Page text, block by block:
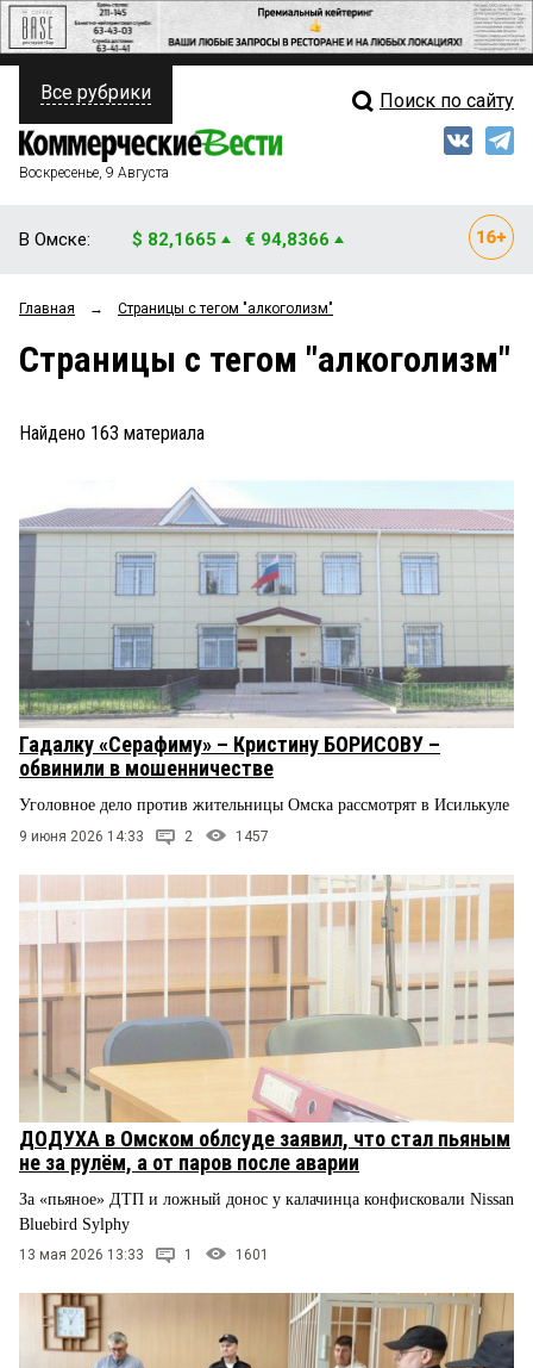
ПОЛИТИКА
ФИНАНСЫ
ОБЩЕСТВО
ЗАКОН
НОВОСТИ КОМПАНИЙ
СТИЛЬ ЖИЗНИ
Свежий выпуск
Мнения
Рейтинги
Все рубрики Поиск по сайту
Воскресенье, 9 Августа
В Омске: $ 82,1665 € 94,8366
Главная → Страницы c тегом "алкоголизм"
Страницы c тегом "алкоголизм"
Найдено 163 материала
Гадалку «Серафиму» – Кристину БОРИСОВУ –
обвинили в мошенничестве
Уголовное дело против жительницы Омска рассмотрят в Исилькуле
9 июня 2026 14:33 2 1457
ДОДУХА в Омском облсуде заявил, что стал пьяным
не за рулём, а от паров после аварии
За «пьяное» ДТП и ложный донос у калачинца конфисковали Nissan
Bluebird Sylphy
13 мая 2026 13:33 1 1601